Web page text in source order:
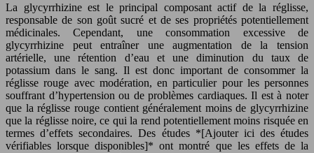
La glycyrrhizine est le principal composant actif de la réglisse,
responsable de son goût sucré et de ses propriétés potentiellement
médicinales. Cependant, une consommation excessive de
glycyrrhizine peut entraîner une augmentation de la tension
artérielle, une rétention d’eau et une diminution du taux de
potassium dans le sang. Il est donc important de consommer la
réglisse rouge avec modération, en particulier pour les personnes
souffrant d’hypertension ou de problèmes cardiaques. Il est à noter
que la réglisse rouge contient généralement moins de glycyrrhizine
que la réglisse noire, ce qui la rend potentiellement moins risquée en
termes d’effets secondaires. Des études *[Ajouter ici des études
vérifiables lorsque disponibles]* ont montré que les effets de la